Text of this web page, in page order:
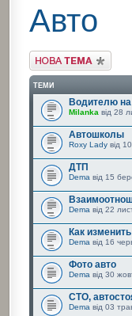
Авто
Створити нову тему
ТЕМИ
Водителю на
Milankaвід 28
Автошколы
Roxy Ladyвід
ДТП
Demaвід 15
Demaвід 22
Как
Demaвід 16
Фото авто
Demaвід 30
СТО,
Demaвід 03